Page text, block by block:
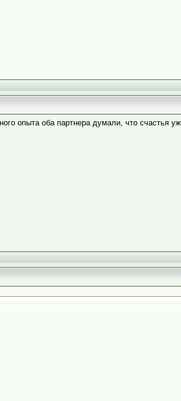
опыта оба партнера думали, что счастья